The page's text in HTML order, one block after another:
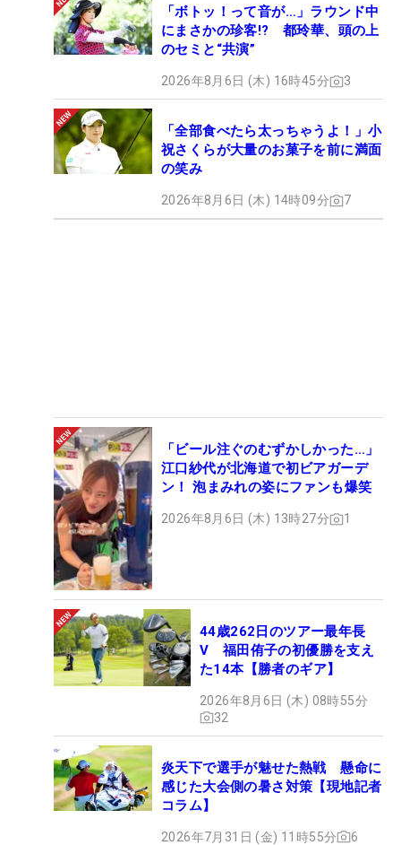
「ボトッ！って音が…」ラウンド中
にまさかの珍客!? 都玲華、頭の上
のセミと“共演”
2026年8月6日 (木) 16時45分 3
「全部食べたら太っちゃうよ！」小
祝さくらが大量のお菓子を前に満面
の笑み
2026年8月6日 (木) 14時09分 7
「ビール注ぐのむずかしかった…」
江口紗代が北海道で初ビアガーデ
ン！ 泡まみれの姿にファンも爆笑
2026年8月6日 (木) 13時27分 1
44歳262日のツアー最年長
V 福田侑子の初優勝を支え
た14本【勝者のギア】
2026年8月6日 (木) 08時55分
32
炎天下で選手が魅せた熱戦 懸命に
感じた大会側の暑さ対策【現地記者
コラム】
2026年7月31日 (金) 11時55分 6